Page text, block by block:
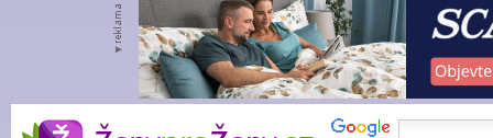
ŽenyproŽeny.cz